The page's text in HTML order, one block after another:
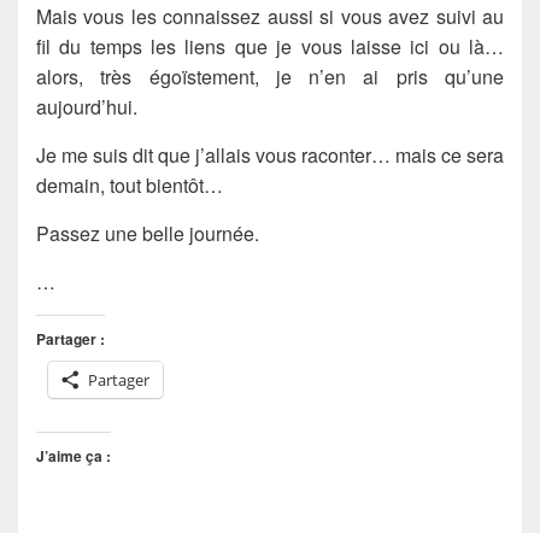
Mais vous les connaissez aussi si vous avez suivi au
fil du temps les liens que je vous laisse ici ou là…
alors, très égoïstement, je n’en ai pris qu’une
aujourd’hui.
Je me suis dit que j’allais vous raconter… mais ce sera
demain, tout bientôt…
Passez une belle journée.
…
Partager :
Partager
J’aime ça :